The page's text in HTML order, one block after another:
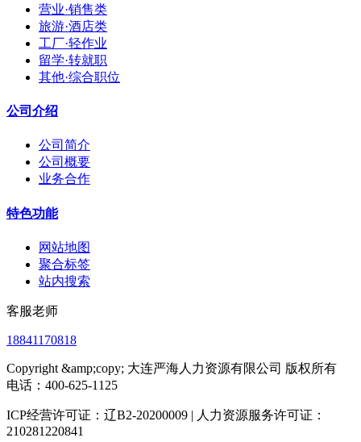
营业·销售类
旅游·酒店类
工厂·轻作业
留学·转就职
其他·综合职位
公司介绍
公司简介
公司概要
业务合作
特色功能
网站地图
聚合标签
站内搜索
客服老师
18841170818
Copyright &amp;copy; 大连严海人力资源有限公司 版权所有
电话：400-625-1125
ICP经营许可证：辽B2-20200009 | 人力资源服务许可证：
210281220841